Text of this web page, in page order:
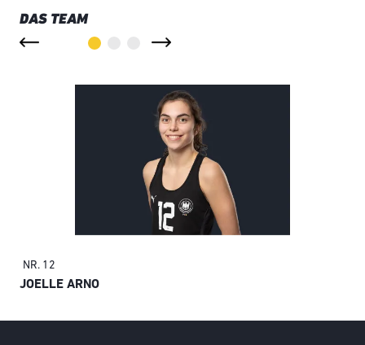
DAS TEAM
NR. 12
JOELLE ARNO